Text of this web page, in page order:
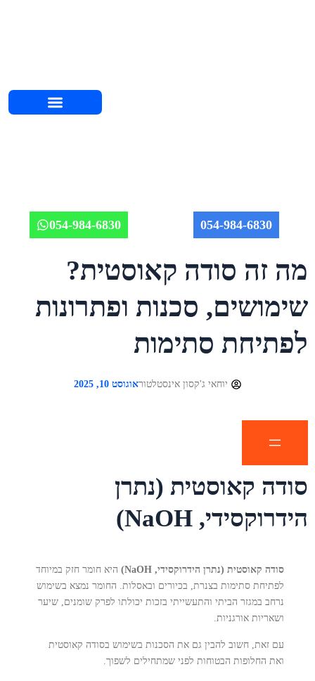
054-984-6830
054-984-6830
מה זה סודה קאוסטית?
שימושים, סכנות ופתרונות
לפתיחת סתימות
יוחאי ג'קסון אינסטלטוראוגוסט 10, 2025
סודה קאוסטית (נתרן
הידרוקסידי, NaOH)
סודה קאוסטית (נתרן הידרוקסידי, NaOH)
היא חומר חזק במיוחד
לפתיחת סתימות בצנרת, בכיורים ובאסלות. החומר נמצא בשימוש
נרחב במגזר הביתי והתעשייתי בזכות יכולתו לפרק שומנים, שיער
ושאריות אורגניות.
עם זאת, חשוב להבין גם את הסכנות בשימוש בסודה קאוסטית
ואת החלופות הבטוחות לפני שמתחילים לשפוך.